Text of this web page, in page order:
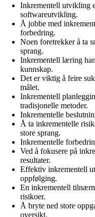
Inkrementell utvikling
softwareutvikling.
Å jobbe med
forbedring.
Noen foretrekker å ta
sprang.
Inkrementell læring
kunnskap.
Det er viktig å feire
målet.
Inkrementell
tradisjonelle metoder.
Inkrementelle
Å ta inkrementelle
store sprang.
Inkrementelle
Ved å fokusere på
resultater.
Effektiv inkrementell
oppfølging.
En inkrementell
risikoer.
Å bryte ned store
oversikt.